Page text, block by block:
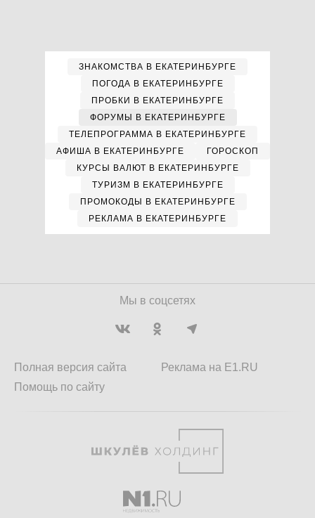
ЗНАКОМСТВА В ЕКАТЕРИНБУРГЕ
ПОГОДА В ЕКАТЕРИНБУРГЕ
ПРОБКИ В ЕКАТЕРИНБУРГЕ
ФОРУМЫ В ЕКАТЕРИНБУРГЕ
ТЕЛЕПРОГРАММА В ЕКАТЕРИНБУРГЕ
АФИША В ЕКАТЕРИНБУРГЕ
ГОРОСКОП
КУРСЫ ВАЛЮТ В ЕКАТЕРИНБУРГЕ
ТУРИЗМ В ЕКАТЕРИНБУРГЕ
ПРОМОКОДЫ В ЕКАТЕРИНБУРГЕ
РЕКЛАМА В ЕКАТЕРИНБУРГЕ
Мы в соцсетях
Полная версия сайта
Помощь по сайту
Реклама на E1.RU